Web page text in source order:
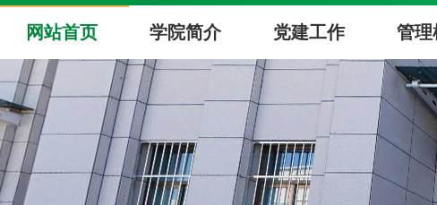
网站首页 学院简介 党建工作 管理